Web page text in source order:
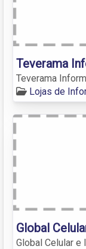
Teverama
Teverama
Lojas de
Global
Global Celular e